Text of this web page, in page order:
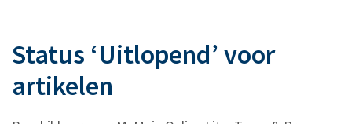
Status ‘Uitlopend’ voor
artikelen